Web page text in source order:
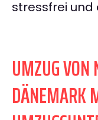
stressfrei und
UMZUG VON
DÄNEMARK